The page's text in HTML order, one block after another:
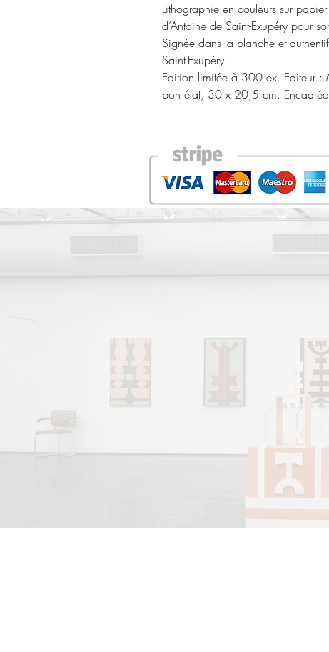
Lithographie en couleurs sur
d’Antoine de Saint-Exupéry pour
Signée dans la planche et
Saint-Exupéry
Edition limitée à 300 ex. Editeur :
bon état, 30 x 20,5 cm.